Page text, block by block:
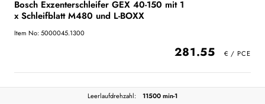
Bosch Exzenterschleifer GEX 40-150 mit 1
x Schleifblatt M480 und L-BOXX
Item No: 5000045.1300
281.55
Leerlaufdrehzahl:
11500 min-1